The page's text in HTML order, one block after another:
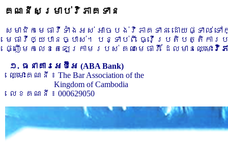
គណនីសម្រាប់វិភាគទាន
សមាជិកមេធាវីទាំងអស់ អាចបង់វិភាគទាន ដោយផ្ទាល់
មេធាវីឲ្យបានច្បាស់។ បន្ទាប់ពី ធ្វើប្រតិបត្តិកា
ផ្ញើមកលេខតេឡេក្រាមរបស់ គណៈមេធាវី ដែលមានឈ្មោះ វិភ
១. ធនាគារអេប៊ីអេ (ABA Bank)
ឈ្មោះគណនី ៖ The Bar Association of the
Kingdom of Cambodia
លេខគណនី ៖ 000629050